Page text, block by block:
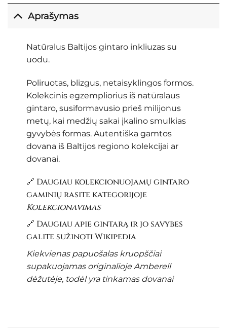
Aprašymas
Natūralus Baltijos gintaro inkliuzas su
uodu.
Poliruotas, blizgus, netaisyklingos formos.
Kolekcinis egzempliorius iš natūralaus
gintaro, susiformavusio prieš milijonus
metų, kai medžių sakai įkalino smulkias
gyvybės formas. Autentiška gamtos
dovana iš Baltijos regiono kolekcijai ar
dovanai.
🔗 Daugiau kolekcionuojamų gintaro
gaminių rasite kategorijoje
Kolekcionavimas
🔗 Daugiau apie gintarą ir jo savybes
galite sužinotiWikipedia
Kiekvienas papuošalas kruopščiai
supakuojamas originalioje Amberell
dėžutėje, todėl yra tinkamas dovanai